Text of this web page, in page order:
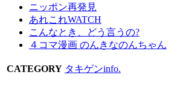
ニッポン再発見
あれこれWATCH
こんなとき、どう言うの?
４コマ漫画 のんきなのんちゃん
CATEGORY タキゲンinfo.